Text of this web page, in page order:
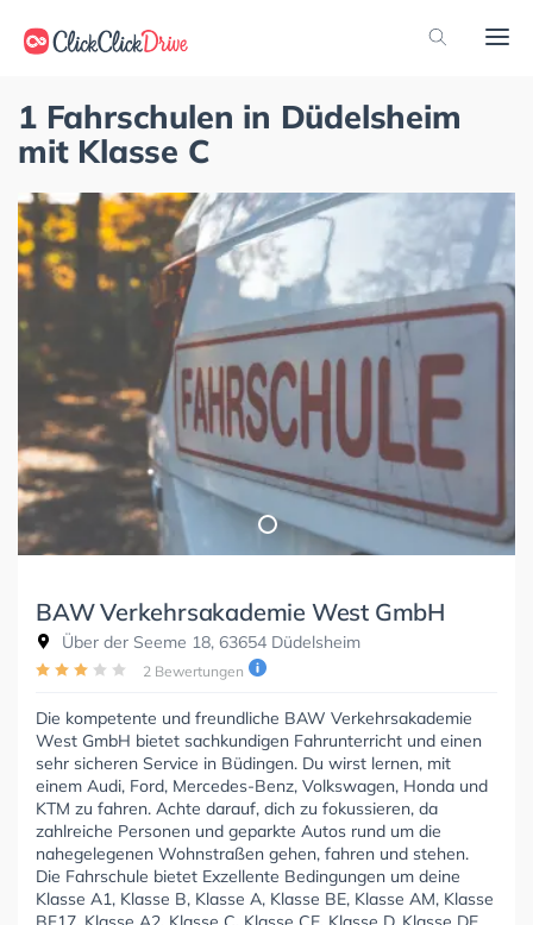
1 Fahrschulen in Düdelsheim
mit Klasse C
BAW Verkehrsakademie West GmbH
Über der Seeme 18, 63654 Düdelsheim
2 Bewertungen
Die kompetente und freundliche BAW Verkehrsakademie
West GmbH bietet sachkundigen Fahrunterricht und einen
sehr sicheren Service in Büdingen. Du wirst lernen, mit
einem Audi, Ford, Mercedes-Benz, Volkswagen, Honda und
KTM zu fahren. Achte darauf, dich zu fokussieren, da
zahlreiche Personen und geparkte Autos rund um die
nahegelegenen Wohnstraßen gehen, fahren und stehen.
Die Fahrschule bietet Exzellente Bedingungen um deine
Klasse A1, Klasse B, Klasse A, Klasse BE, Klasse AM, Klasse